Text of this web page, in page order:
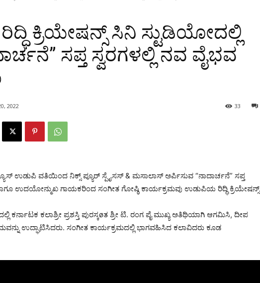
ಕ್ರಿಯೇಷನ್ಸ್ ಸಿನಿ ಸ್ಟುಡಿಯೋದಲ್ಲಿ
ಸಪ್ತ ಸ್ವರಗಳಲ್ಲಿ ನವ ವೈಭವ
2022 33
ಉಡುಪಿ ವತಿಯಿಂದ ನಿಕ್ಸ್ ಪ್ಯೂರ್ ಸ್ಪೈಸಸ್ & ಮಸಾಲಾಸ್ ಅರ್ಪಿಸುವ “ನಾದಾರ್ಚನೆ” ಸಪ್ತ
ಹಾಗೂ ಉದಯೋನ್ಮುಖ ಗಾಯಕರಿಂದ ಸಂಗೀತ ಗೋಷ್ಠಿ ಕಾರ್ಯಕ್ರಮವು ಉಡುಪಿಯ ರಿದ್ಧಿ ಕ್ರಿಯೇಷನ್ಸ್
ಕರ್ನಾಟಕ ಕಲಾಶ್ರೀ ಪ್ರಶಸ್ತಿ ಪುರಸ್ಕøತ ಶ್ರೀ ಟಿ. ರಂಗ ಪೈ ಮುಖ್ಯ ಅತಿಥಿಯಾಗಿ ಆಗಮಿಸಿ, ದೀಪ
ಉದ್ಘಾಟಿಸಿದರು. ಸಂಗೀತ ಕಾರ್ಯಕ್ರಮದಲ್ಲಿ ಭಾಗವಹಿಸಿದ ಕಲಾವಿದರು ಕೂಡ